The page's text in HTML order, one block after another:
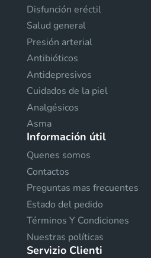
Disfunción eréctil
Salud general
Presión arterial
Antibióticos
Antidepresivos
Cuidados de la piel
Analgésicos
Asma
Información útil
Quenes somos
Contactos
Preguntas mas frecuentes
Estado del pedido
Términos Y Condiciones
Nuestras políticas
Servizio Clienti